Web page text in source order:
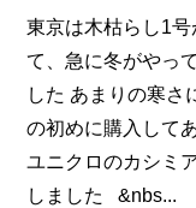
東京は木枯らし1号
て、急に冬がやっ
した あまりの寒さ
の初めに購入して
ユニクロのカシミ
しました &nbs...